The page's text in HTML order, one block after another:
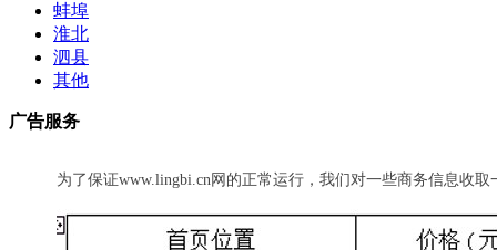
蚌埠
淮北
泗县
其他
广告服务
为了保证www.lingbi.cn网的正常运行，我们对一些商务信息收